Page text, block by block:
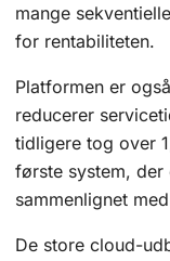
mange
for rentabiliteten.
Platformen er
reducerer
tidligere tog over
første system,
sammenlignet
De store cloud-